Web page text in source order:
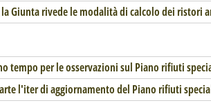
Giunta rivede le modalità di calcolo dei ristori
tempo per le osservazioni sul Piano rifiuti
l'iter di aggiornamento del Piano rifiuti